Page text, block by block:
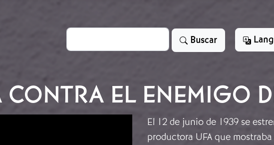
Search Buscar
CONTRA EL ENEMIGO
El 12 de junio de 1939 se
productora UFA que